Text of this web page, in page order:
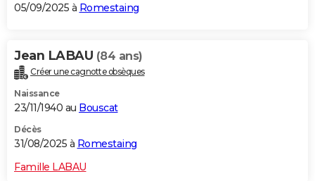
05/09/2025 à Romestaing
Jean LABAU (84 ans)
Créer une cagnotte obsèques
Naissance
23/11/1940 au Bouscat
Décès
31/08/2025 à Romestaing
Famille LABAU